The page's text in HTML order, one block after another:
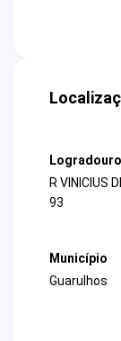
Logradouro
R VINICIUS
93
Município
Guarulhos